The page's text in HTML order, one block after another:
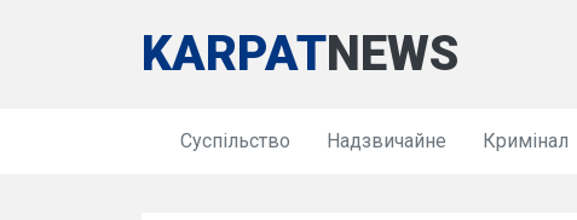
KARPATNEWS
Суспільство Надзвичайне Кримінал